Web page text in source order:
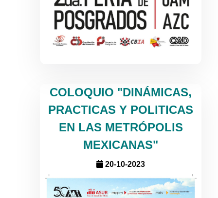
COLOQUIO "DINÁMICAS,
PRACTICAS Y POLITICAS
EN LAS METRÓPOLIS
MEXICANAS"
20-10-2023